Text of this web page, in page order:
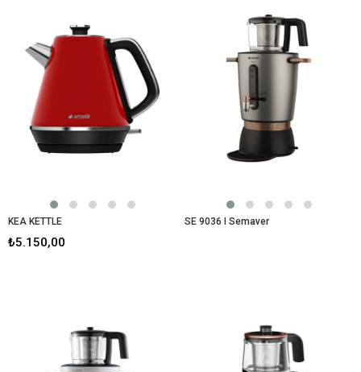
KEA KETTLE
₺5.150,00
SE 9036 I Semaver